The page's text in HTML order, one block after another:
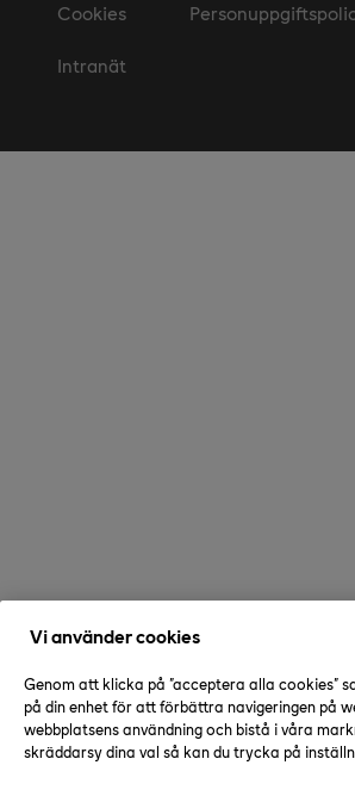
Cookies
Intranät
Vi använder cookies
Genom att klicka på "acceptera alla cookies"
på din enhet för att förbättra navigeringen på
webbplatsens användning och bistå i våra
skräddarsy dina val så kan du trycka på